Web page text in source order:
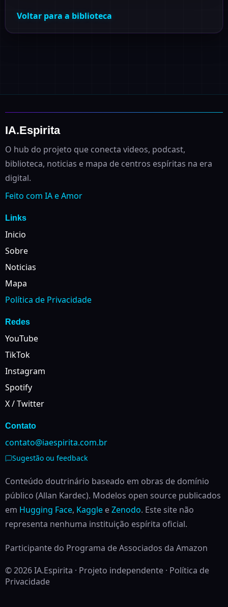
Voltar para a biblioteca
IA.Espirita
O hub do projeto que conecta videos, podcast,
biblioteca, noticias e mapa de centros espíritas na era
digital.
Feito com IA e Amor
Links
Inicio
Sobre
Noticias
Mapa
Política de Privacidade
Redes
YouTube
TikTok
Instagram
Spotify
X / Twitter
Contato
contato@iaespirita.com.br
Sugestão ou feedback
Conteúdo doutrinário baseado em obras de domínio
público (Allan Kardec). Modelos open source publicados
em Hugging Face, Kaggle eZenodo. Este site não
representa nenhuma instituição espírita oficial.
Participante do Programa de Associados da Amazon
© 2026 IA.Espirita · Projeto independente · Política de
Privacidade